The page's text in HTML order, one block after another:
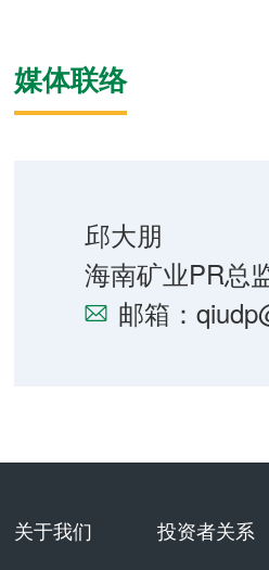
媒体联络
邱大朋
海南矿业PR总
邮箱：
关于我们 投资者关系